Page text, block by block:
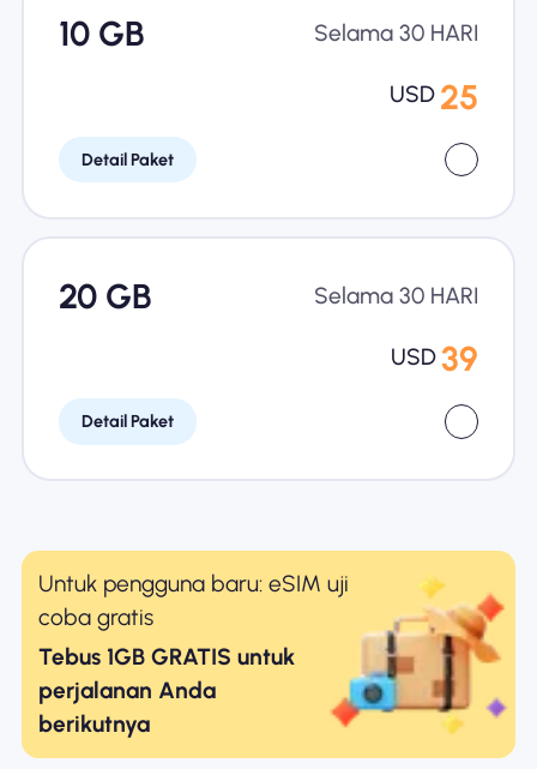
10 GB Selama 30 HARI
USD 25
Detail Paket
20 GB Selama 30 HARI
USD 39
Detail Paket
Untuk pengguna baru: eSIM uji
coba gratis
Tebus 1GB GRATIS untuk
perjalanan Anda
berikutnya